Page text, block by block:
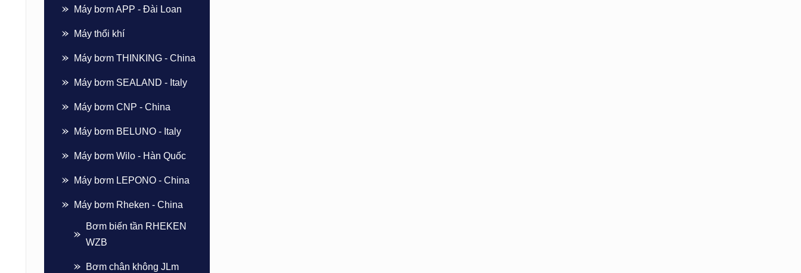
Máy bơm APP - Đài Loan
Máy thổi khí
Máy bơm THINKING - China
Máy bơm SEALAND - Italy
Máy bơm CNP - China
Máy bơm BELUNO - Italy
Máy bơm Wilo - Hàn Quốc
Máy bơm LEPONO - China
Máy bơm Rheken - China
Bơm biến tần RHEKEN
WZB
Bơm chân không JLm